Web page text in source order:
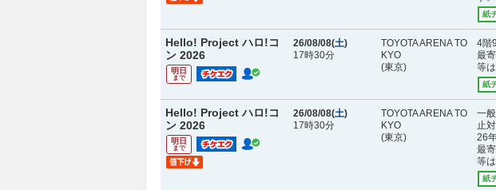
紙
Hello! Project ハロ!コ
ン 2026
明日
まで
26/08/08(土)
17時30分
TOYOTA ARENA TO
KYO
(東京)
4階
最
等
紙
Hello! Project ハロ!コ
ン 2026
明日
まで
26/08/08(土)
17時30分
TOYOTA ARENA TO
KYO
(東京)
一
止
26
最
等
紙